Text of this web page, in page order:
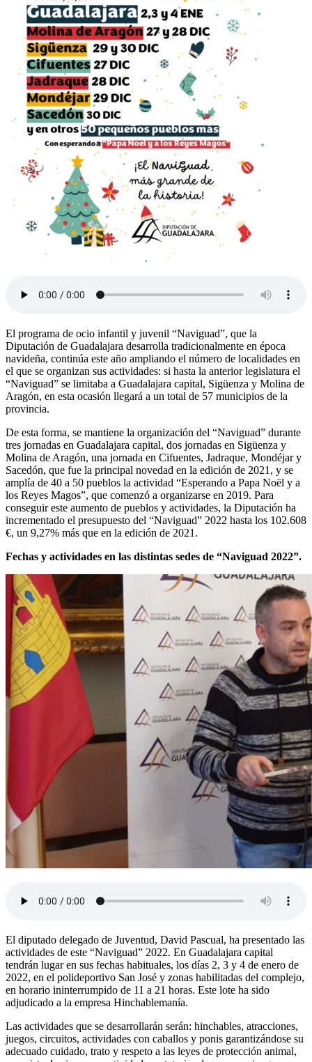
El programa de ocio infantil y juvenil “Naviguad”, que la
Diputación de Guadalajara desarrolla tradicionalmente en época
navideña, continúa este año ampliando el número de localidades en
el que se organizan sus actividades: si hasta la anterior legislatura el
“Naviguad” se limitaba a Guadalajara capital, Sigüenza y Molina de
Aragón, en esta ocasión llegará a un total de 57 municipios de la
provincia.
De esta forma, se mantiene la organización del “Naviguad” durante
tres jornadas en Guadalajara capital, dos jornadas en Sigüenza y
Molina de Aragón, una jornada en Cifuentes, Jadraque, Mondéjar y
Sacedón, que fue la principal novedad en la edición de 2021, y se
amplía de 40 a 50 pueblos la actividad “Esperando a Papa Noël y a
los Reyes Magos”, que comenzó a organizarse en 2019. Para
conseguir este aumento de pueblos y actividades, la Diputación ha
incrementado el presupuesto del “Naviguad” 2022 hasta los 102.608
€, un 9,27% más que en la edición de 2021.
Fechas y actividades en las distintas sedes de “Naviguad 2022”.
El diputado delegado de Juventud, David Pascual, ha presentado las
actividades de este “Naviguad” 2022. En Guadalajara capital
tendrán lugar en sus fechas habituales, los días 2, 3 y 4 de enero de
2022, en el polideportivo San José y zonas habilitadas del complejo,
en horario ininterrumpido de 11 a 21 horas. Este lote ha sido
adjudicado a la empresa Hinchablemanía.
Las actividades que se desarrollarán serán: hinchables, atracciones,
juegos, circuitos, actividades con caballos y ponis garantizándose su
adecuado cuidado, trato y respeto a las leyes de protección animal,